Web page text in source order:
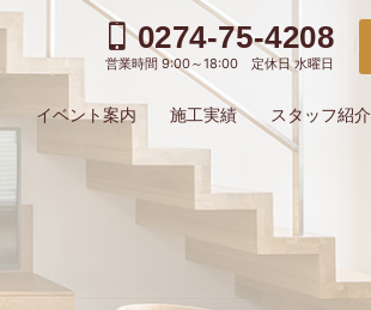
イベント案内 施工実績 スタッフ紹介
0274-75-4208
営業時間 9:00～18:00 定休日 水曜日